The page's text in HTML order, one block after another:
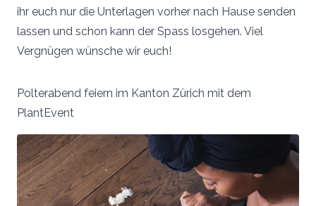
ihr euch nur die Unterlagen vorher nach Hause senden
lassen und schon kann der Spass losgehen. Viel
Vergnügen wünsche wir euch!
Polterabend feiern im Kanton Zürich mit dem
PlantEvent